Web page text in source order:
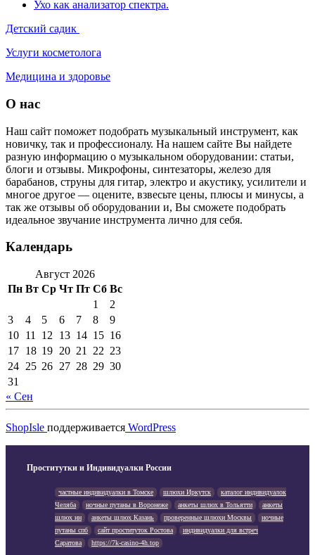
Ухо как анализатор спектра.
Детский садик
Услуги косметолога
Медицина и здоровье
О нас
Наш сайт поможет подобрать музыкальный инструмент, как
новичку, так и профессионалу. На нашем сайте Вы найдете
разную информацию о музыкальном оборудовании: статьи,
блоги и отзывы. Микрофоны, синтезаторы, железо для
барабанов, струны для гитар, электро и акустику, усилители и
многое другое — оцените, взвесьте цены, плюсы и минусы, а
так же отзывы об оборудовании и, Вы сможете подобрать
идеальное звучание инструмента лично для себя.
Календарь
Август 2026
Пн Вт Ср Чт Пт Сб Вс
1
2
3
4 5 6 7 8
9
10 11 12 13 14 15 16
17 18 19 20 21 22 23
24 25 26 27 28 29 30
31
« Сен
ShopIsle поддерживается WordPress
Проститутки и Индивидуалки России
частные индивидуалки в Томске шлюхи Иркутск
каталог индивидуалок
Челяба
ночные путаны в Воронеже анкеты шлюх в Тольятти
анкеты
шлюх нн
анкеты шлюх Казань проверенные шлюхи Москвы
ночные
путаны спб
сайт проституток Ростова
индивидуалки для встреч
Саратова
https://7k-casino-4h.top